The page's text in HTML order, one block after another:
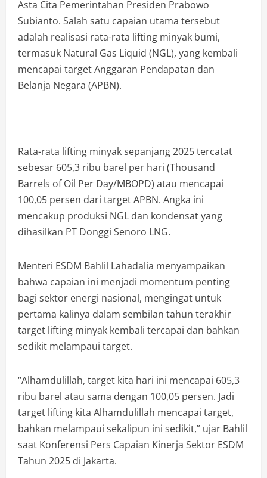
Asta Cita Pemerintahan Presiden Prabowo
Subianto. Salah satu capaian utama tersebut
adalah realisasi rata-rata lifting minyak bumi,
termasuk Natural Gas Liquid (NGL), yang kembali
mencapai target Anggaran Pendapatan dan
Belanja Negara (APBN).
Rata-rata lifting minyak sepanjang 2025 tercatat
sebesar 605,3 ribu barel per hari (Thousand
Barrels of Oil Per Day/MBOPD) atau mencapai
100,05 persen dari target APBN. Angka ini
mencakup produksi NGL dan kondensat yang
dihasilkan PT Donggi Senoro LNG.
Menteri ESDM Bahlil Lahadalia menyampaikan
bahwa capaian ini menjadi momentum penting
bagi sektor energi nasional, mengingat untuk
pertama kalinya dalam sembilan tahun terakhir
target lifting minyak kembali tercapai dan bahkan
sedikit melampaui target.
“Alhamdulillah, target kita hari ini mencapai 605,3
ribu barel atau sama dengan 100,05 persen. Jadi
target lifting kita Alhamdulillah mencapai target,
bahkan melampaui sekalipun ini sedikit,” ujar Bahlil
saat Konferensi Pers Capaian Kinerja Sektor ESDM
Tahun 2025 di Jakarta.